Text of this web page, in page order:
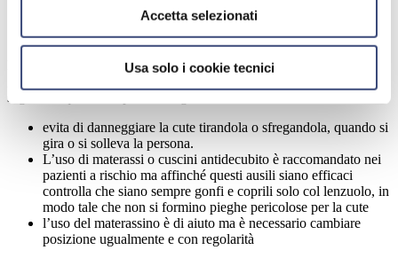
Accetta selezionati
Usa solo i cookie tecnici
Infine abbi cura di …Mobilizzare con regolarità la persona,
seguendo questi semplici accorgimenti:
evita di danneggiare la cute tirandola o sfregandola, quando si
gira o si solleva la persona.
L’uso di materassi o cuscini antidecubito è raccomandato nei
pazienti a rischio ma affinché questi ausili siano efficaci
controlla che siano sempre gonfi e coprili solo col lenzuolo, in
modo tale che non si formino pieghe pericolose per la cute
l’uso del materassino è di aiuto ma è necessario cambiare
posizione ugualmente e con regolarità